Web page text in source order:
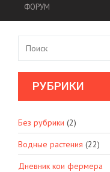
ФОРУМ
РУБРИКИ
Без рубрики (2)
Водные растения (22)
Дневник кои фермера